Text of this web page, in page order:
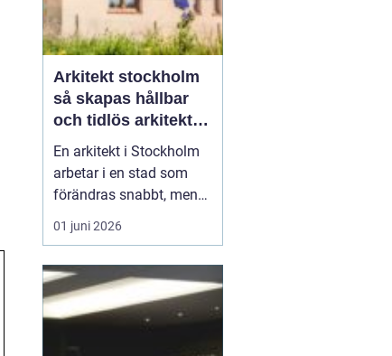
Arkitekt stockholm
så skapas hållbar
och tidlös arkitektur
i huvudstaden
En arkitekt i Stockholm
arbetar i en stad som
förändras snabbt, men
också präglas av starka
historiska lager. Det gör
spännande. När en
privatperson,
fastighetsägare eller
01 juni 2026